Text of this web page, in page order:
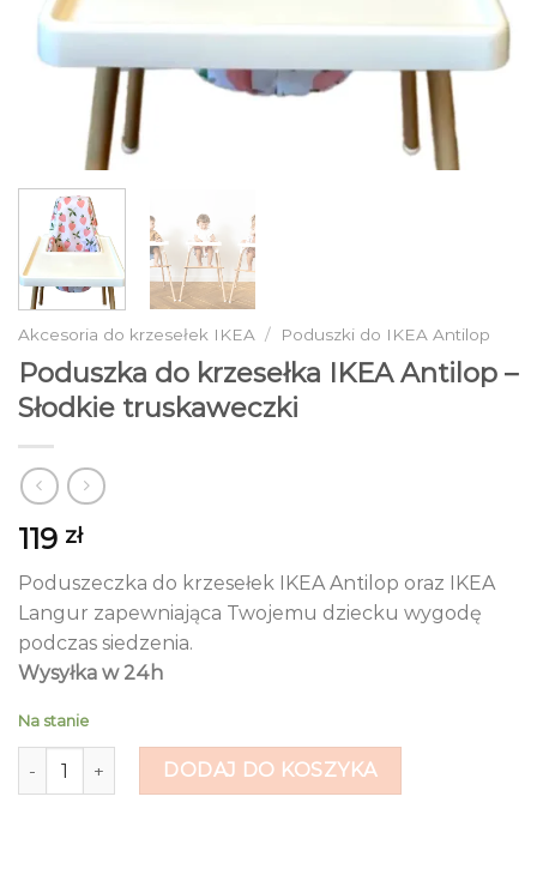
Akcesoria do krzesełek IKEA / Poduszki do IKEA Antilop
Poduszka do krzesełka IKEA Antilop –
Słodkie truskaweczki
119 zł
Poduszeczka do krzesełek IKEA Antilop oraz IKEA
Langur zapewniająca Twojemu dziecku wygodę
podczas siedzenia.
Wysyłka w 24h
Na stanie
ilość Poduszka do krzesełka IKEA Antilop - Słodkie
DODAJ DO KOSZYKA